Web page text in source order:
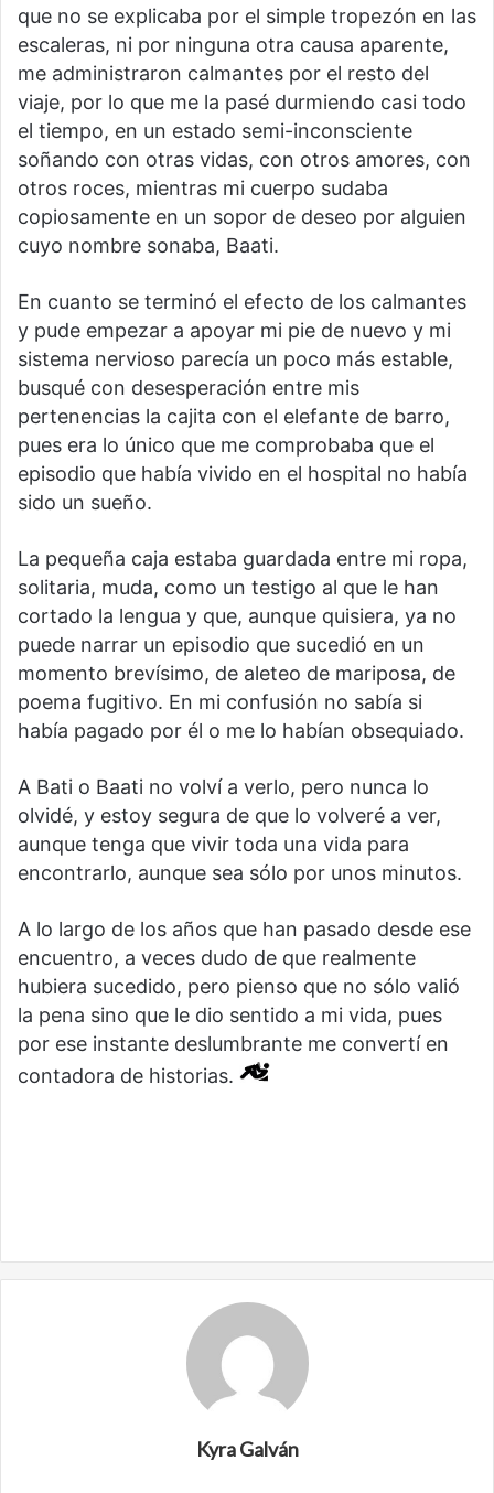
que no se explicaba por el simple tropezón en las
escaleras, ni por ninguna otra causa aparente,
me administraron calmantes por el resto del
viaje, por lo que me la pasé durmiendo casi todo
el tiempo, en un estado semi-inconsciente
soñando con otras vidas, con otros amores, con
otros roces, mientras mi cuerpo sudaba
copiosamente en un sopor de deseo por alguien
cuyo nombre sonaba, Baati.
En cuanto se terminó el efecto de los calmantes
y pude empezar a apoyar mi pie de nuevo y mi
sistema nervioso parecía un poco más estable,
busqué con desesperación entre mis
pertenencias la cajita con el elefante de barro,
pues era lo único que me comprobaba que el
episodio que había vivido en el hospital no había
sido un sueño.
La pequeña caja estaba guardada entre mi ropa,
solitaria, muda, como un testigo al que le han
cortado la lengua y que, aunque quisiera, ya no
puede narrar un episodio que sucedió en un
momento brevísimo, de aleteo de mariposa, de
poema fugitivo. En mi confusión no sabía si
había pagado por él o me lo habían obsequiado.
A Bati o Baati no volví a verlo, pero nunca lo
olvidé, y estoy segura de que lo volveré a ver,
aunque tenga que vivir toda una vida para
encontrarlo, aunque sea sólo por unos minutos.
A lo largo de los años que han pasado desde ese
encuentro, a veces dudo de que realmente
hubiera sucedido, pero pienso que no sólo valió
la pena sino que le dio sentido a mi vida, pues
por ese instante deslumbrante me convertí en
contadora de historias.
Kyra Galván